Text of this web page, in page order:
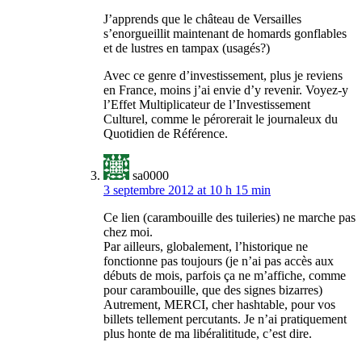
J’apprends que le château de Versailles
s’enorgueillit maintenant de homards gonflables
et de lustres en tampax (usagés?)
Avec ce genre d’investissement, plus je reviens
en France, moins j’ai envie d’y revenir. Voyez-y
l’Effet Multiplicateur de l’Investissement
Culturel, comme le pérorerait le journaleux du
Quotidien de Référence.
sa0000
3 septembre 2012 at 10 h 15 min
Ce lien (carambouille des tuileries) ne marche pas
chez moi.
Par ailleurs, globalement, l’historique ne
fonctionne pas toujours (je n’ai pas accès aux
débuts de mois, parfois ça ne m’affiche, comme
pour carambouille, que des signes bizarres)
Autrement, MERCI, cher hashtable, pour vos
billets tellement percutants. Je n’ai pratiquement
plus honte de ma libéralititude, c’est dire.